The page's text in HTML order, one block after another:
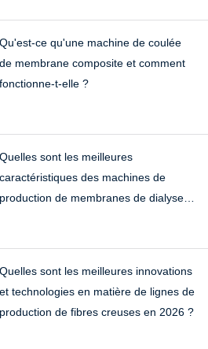
activés/désactivés et régulés
indépendamment, éliminant
ainsi le problème récurrent
d'un arrêt complet de la ligne
instables ou de fortes
Qu'est-ce qu'une machine de coulée
de membrane composite et comment
fonctionne-t-elle ?
Quelles sont les meilleures
caractéristiques des machines de
production de membranes de dialyse
Quelles sont les meilleures innovations
et technologies en matière de lignes de
production de fibres creuses en 2026 ?